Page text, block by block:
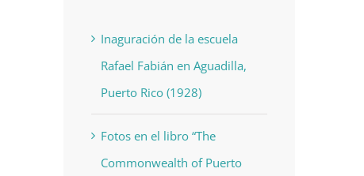
Inaguración de la escuela
Rafael Fabián en Aguadilla,
Puerto Rico (1928)
Fotos en el libro “The
Commonwealth of Puerto